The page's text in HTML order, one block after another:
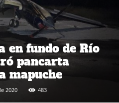
en fundo de Río
pancarta
mapuche
2020 483